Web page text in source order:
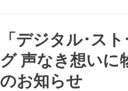
「デジタル･ス
グ 声なき想いに
のお知らせ